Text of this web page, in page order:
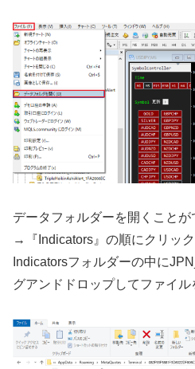
データフォルダーを開くことが
→『 Indicators 』の順にクリッ
Indicatorsフォルダーの中に
グアンドドロップしてファイル